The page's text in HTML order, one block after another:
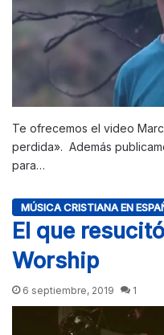
Te ofrecemos el video
perdida». Además
para…
MÚSICA CRISTIANA EN
El que
Worship
6 septiembre, 2019 1